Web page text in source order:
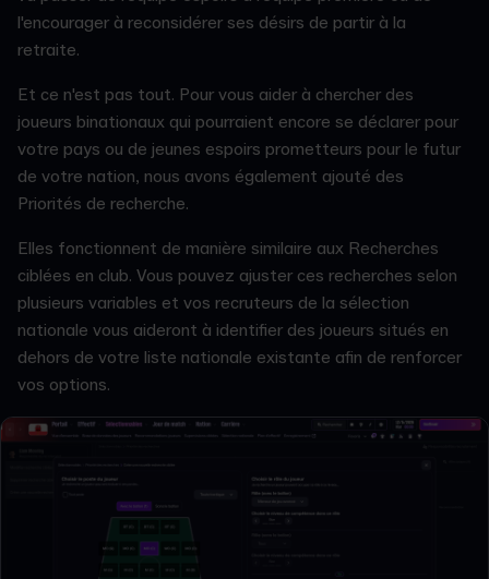
l'encourager à reconsidérer ses désirs de partir à la
retraite.
Et ce n'est pas tout. Pour vous aider à chercher des
joueurs binationaux qui pourraient encore se déclarer pour
votre pays ou de jeunes espoirs prometteurs pour le futur
de votre nation, nous avons également ajouté des
Priorités de recherche.
Elles fonctionnent de manière similaire aux Recherches
ciblées en club. Vous pouvez ajuster ces recherches selon
plusieurs variables et vos recruteurs de la sélection
nationale vous aideront à identifier des joueurs situés en
dehors de votre liste nationale existante afin de renforcer
vos options.